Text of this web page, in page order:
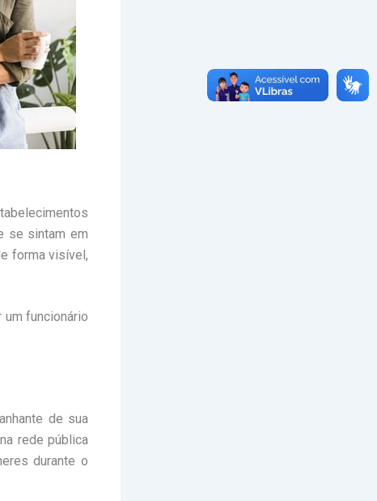
se sintam em
forma visível,
um funcionário
de sua
rede pública
durante o